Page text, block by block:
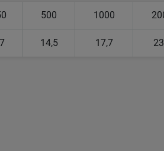
500 1000
14,5 17,7